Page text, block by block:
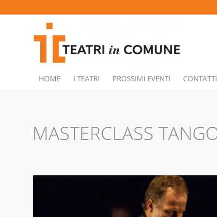
HOME I TEATRI PROSSIMI EVENTI CONTATTI
MASTERCLASS